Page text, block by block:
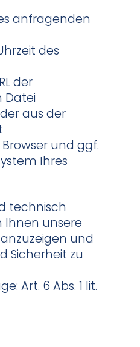
anfragenden
des
der
Datei
aus der
und ggf.
Ihres
technisch
Ihnen unsere
und
Sicherheit zu
Art. 6 Abs. 1 lit.